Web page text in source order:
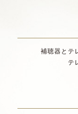
補聴器とテ
テ